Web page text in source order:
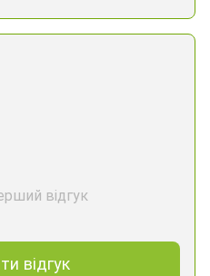
відгук
відгук